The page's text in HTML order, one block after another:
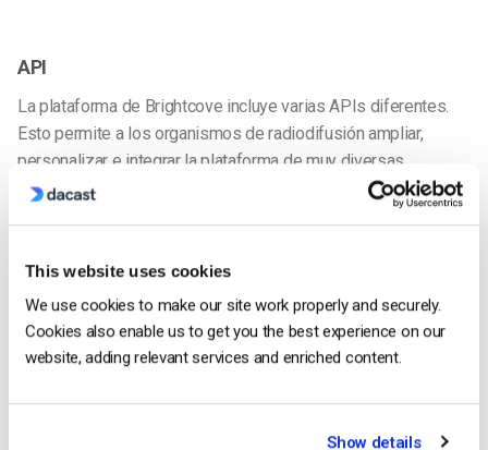
This website uses cookies
We use cookies to make our site work properly and securely.
Cookies also enable us to get you the best experience on our
website, adding relevant services and enriched content.
Show details
API
La plataforma de Brightcove incluye varias APIs diferentes.
Esto permite a los organismos de radiodifusión ampliar,
personalizar e integrar la plataforma de muy diversas
maneras.